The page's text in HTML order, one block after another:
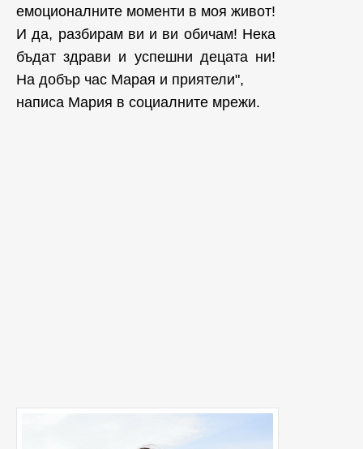
емоционалните моменти в моя живот!
И да, разбирам ви и ви обичам! Нека
бъдат здрави и успешни децата ни!
На добър час Марая и приятели",
написа Мария в социалните мрежи.